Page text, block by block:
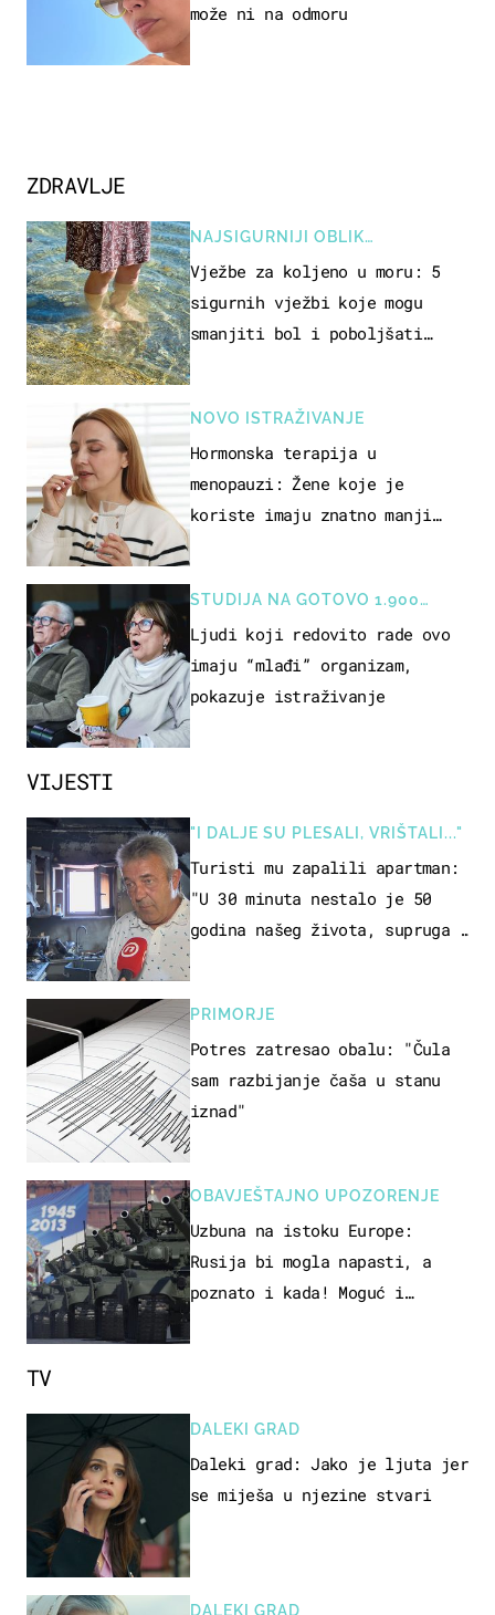
VIJESTI
"I DALJE SU PLESALI, VRIŠTALI..."
Turisti mu zapalili apartman:
"U 30 minuta nestalo je 50
godina našeg života, supruga i
PRIMORJE
Potres zatresao obalu: "Čula
sam razbijanje čaša u stanu
iznad"
OBAVJEŠTAJNO UPOZORENJE
Uzbuna na istoku Europe:
Rusija bi mogla napasti, a
poznato i kada! Moguć i
može ni na odmoru
ZDRAVLJE
NAJSIGURNIJI OBLIK
REKREACIJE
Vježbe za koljeno u moru: 5
sigurnih vježbi koje mogu
smanjiti bol i poboljšati
NOVO ISTRAŽIVANJE
Hormonska terapija u
menopauzi: Žene koje je
koriste imaju znatno manji
STUDIJA NA GOTOVO 1.900
OSOBA
Ljudi koji redovito rade ovo
imaju “mlađi” organizam,
pokazuje istraživanje
TV
DALEKI GRAD
Daleki grad: Jako je ljuta jer
se miješa u njezine stvari
DALEKI GRAD